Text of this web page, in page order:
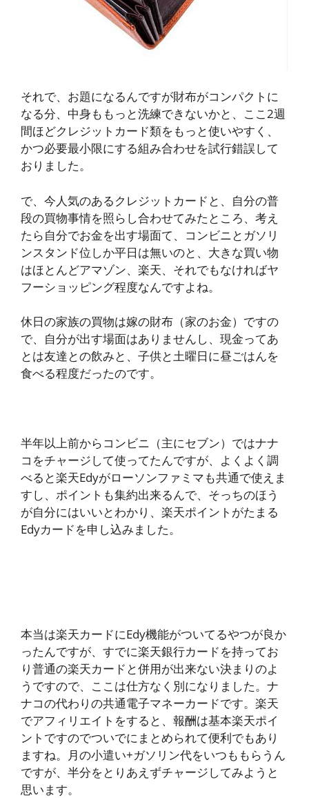
それで、お題になるんですが財布がコンパクトに
なる分、中身ももっと洗練できないかと、ここ2週
間ほどクレジットカード類をもっと使いやすく、
かつ必要最小限にする組み合わせを試行錯誤して
おりました。
で、今人気のあるクレジットカードと、自分の普
段の買物事情を照らし合わせてみたところ、考え
たら自分でお金を出す場面て、コンビニとガソリ
ンスタンド位しか平日は無いのと、大きな買い物
はほとんどアマゾン、楽天、それでもなければヤ
フーショッピング程度なんですよね。
休日の家族の買物は嫁の財布（家のお金）ですの
で、自分が出す場面はありませんし、現金ってあ
とは友達との飲みと、子供と土曜日に昼ごはんを
食べる程度だったのです。
半年以上前からコンビニ（主にセブン）ではナナ
コをチャージして使ってたんですが、よくよく調
べると楽天Edyがローソンファミマも共通で使えま
すし、ポイントも集約出来るんで、そっちのほう
が自分にはいいとわかり、楽天ポイントがたまる
Edyカードを申し込みました。
本当は楽天カードにEdy機能がついてるやつが良か
ったんですが、すでに楽天銀行カードを持ってお
り普通の楽天カードと併用が出来ない決まりのよ
うですので、ここは仕方なく別になりました。ナ
ナコの代わりの共通電子マネーカードです。楽天
でアフィリエイトをすると、報酬は基本楽天ポイ
ントですのでついでにまとめられて便利でもあり
ますね。月の小遣い+ガソリン代をいつももらうん
ですが、半分をとりあえずチャージしてみようと
思います。